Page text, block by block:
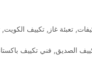
, تعبئة غاز , تكييف الكويت,
الصديق, فني تكييف